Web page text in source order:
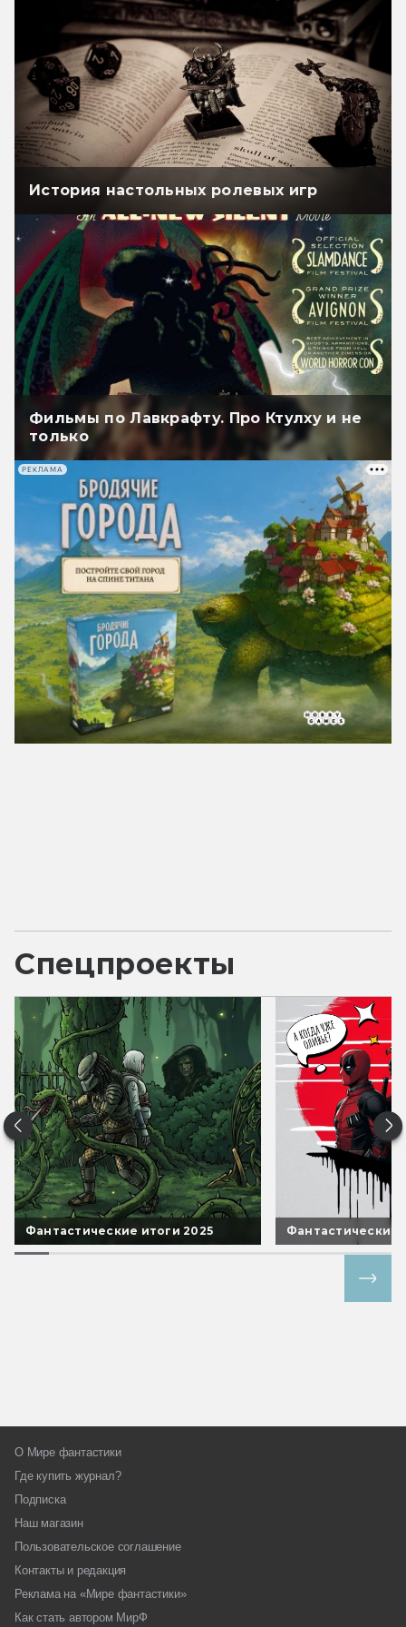
История настольных ролевых игр
Фильмы по Лавкрафту. Про Ктулху и не
только
РЕКЛАМА
Спецпроекты
Фантастические итоги 2025 Фантастические
О Мире фантастики
Где купить журнал?
Подписка
Наш магазин
Пользовательское соглашение
Контакты и редакция
Реклама на «Мире фантастики»
Как стать автором МирФ